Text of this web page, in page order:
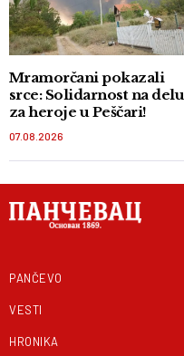
Mramorčani pokazali
srce: Solidarnost na delu
za heroje u Peščari!
07.08.2026
PANČEVO
VESTI
HRONIKA